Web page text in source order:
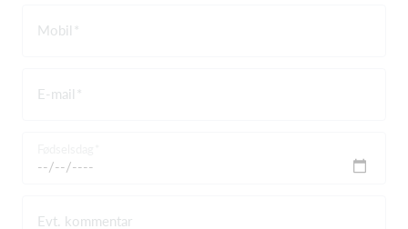
Mobil
E-mail
Evt. kommentar